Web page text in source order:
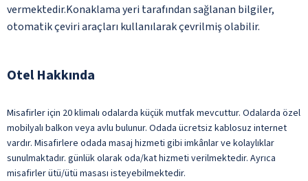
vermektedir.Konaklama yeri tarafından sağlanan bilgiler,
otomatik çeviri araçları kullanılarak çevrilmiş olabilir.
Otel Hakkında
Misafirler için 20 klimalı odalarda küçük mutfak mevcuttur. Odalarda özel
mobilyalı balkon veya avlu bulunur. Odada ücretsiz kablosuz internet
vardır. Misafirlere odada masaj hizmeti gibi imkânlar ve kolaylıklar
sunulmaktadır. günlük olarak oda/kat hizmeti verilmektedir. Ayrıca
misafirler ütü/ütü masası isteyebilmektedir.